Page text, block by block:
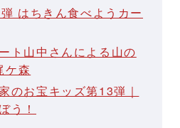
はちきん食べようカー
ト山中さんによる山の
ケ森
のお宝キッズ第13弾｜
う！